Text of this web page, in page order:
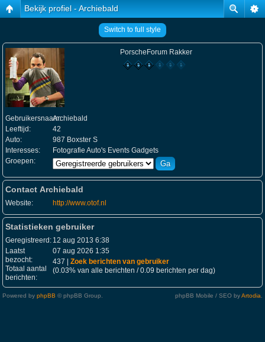
Bekijk profiel - Archiebald
Switch to full style
PorscheForum Rakker
Gebruikersnaam:Archiebald
Leeftijd:
42
Auto:
987 Boxster S
Interesses:
Fotografie Auto's Events Gadgets
Groepen:
Contact Archiebald
Website: http://www.otof.nl
Statistieken gebruiker
Geregistreerd: 12 aug 2013 6:38
Laatst
bezocht:
07 aug 2026 1:35
Totaal aantal
berichten:
437 | Zoek berichten van gebruiker
(0.03% van alle berichten / 0.09 berichten per dag)
Powered by phpBB © phpBB Group. phpBB Mobile / SEO byArtodia